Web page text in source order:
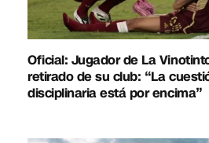
Oficial: Jugador de La
retirado de su club: “La
disciplinaria está por encima”